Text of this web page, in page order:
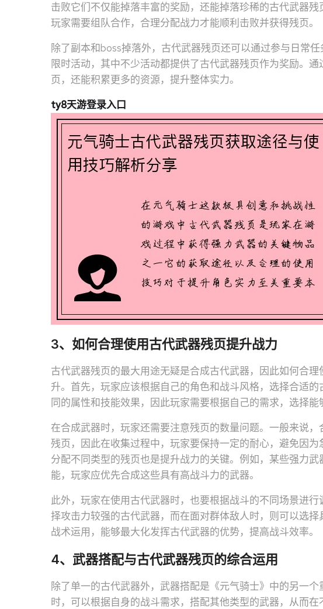
击败它们不仅能掉落丰富的奖励，还能掉落珍稀的古代武器
玩家需要组队合作，合理分配战力才能顺利击败并获得残页。
除了副本和boss掉落外，古代武器残页还可以通过参与日常
限时活动，其中不少活动都提供了古代武器残页作为奖励。
页，还能积累更多的资源，提升整体实力。
ty8天游登录入口
3、如何合理使用古代武器残页提升战力
古代武器残页的最大用途无疑是合成古代武器，因此如何合
升。首先，玩家应该根据自己的角色和战斗风格，选择合适
同的属性和技能效果，因此玩家需要根据自己的需求，选择能
在合成武器时，玩家还需要注意残页的数量问题。一般来说
残页，因此在收集过程中，玩家要保持一定的耐心，避免因
分配不同类型的残页也是提升战力的关键。例如，某些强力
能，玩家应优先合成这些具有高战斗力的武器。
此外，玩家在使用古代武器时，也要根据战斗的不同场景进
择攻击力较强的古代武器，而在面对群体敌人时，则可以选
战术运用，能够最大化发挥古代武器的优势，提高战斗效率。
4、武器搭配与古代武器残页的综合运用
除了单一的古代武器外，武器搭配是《元气骑士》中的另一
时，可以根据自身的战斗需求，搭配其他类型的武器，从而在